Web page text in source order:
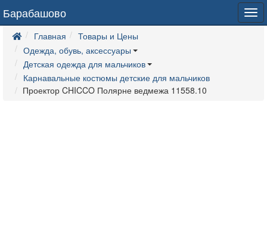
Барабашово
Главная
Товары и Цены
Одежда, обувь, аксессуары
Детская одежда для мальчиков
Карнавальные костюмы детские для мальчиков
Проектор CHICCO Полярне ведмежа 11558.10